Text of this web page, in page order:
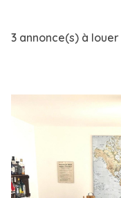
3 annonce(s) à louer